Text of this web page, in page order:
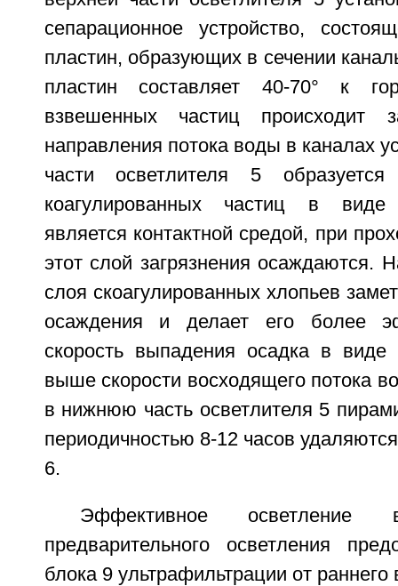
сепарационное устройство,
пластин, образующих в сечении
пластин составляет 40-70° к
взвешенных частиц происходит
направления потока воды в каналах
части осветлителя 5
коагулированных частиц в
является контактной средой, при
этот слой загрязнения осаждаются.
слоя скоагулированных хлопьев
осаждения и делает его более
скорость выпадения осадка в виде
выше скорости восходящего потока
в нижнюю часть осветлителя 5
периодичностью 8-12 часов
6.
Эффективное
предварительного осветления
блока 9 ультрафильтрации от раннего